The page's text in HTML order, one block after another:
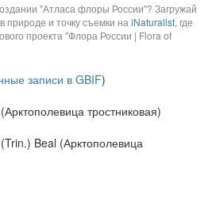
"Атласа флоры России"? Загружай
природе и точку съемки на iNaturalist, где
проекта "Флора России | Flora of
записи в GBIF)
тростниковая)
Beal (Арктополевица